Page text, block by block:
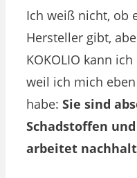
Ich weiß nicht, ob
Hersteller gibt,
KOKOLIO kann
weil ich mich
habe: Sie sind
Schadstoffen
arbeitet